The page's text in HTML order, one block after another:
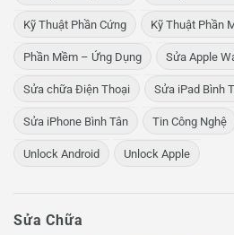
Kỹ Thuật Phần Cứng Kỹ Thuật Phần
Phần Mềm – Ứng Dụng Sửa Apple
Sửa chữa Điện Thoại Sửa iPad Bình
Sửa iPhone Bình Tân Tin Công Nghệ
Unlock Android Unlock Apple
Sửa Chữa